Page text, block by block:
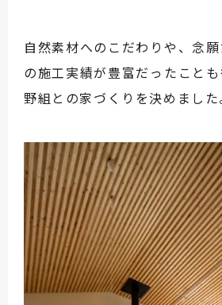
自然素材へのこだわりや、念
の施工実績が豊富だったこと
野組との家づくりを決めました